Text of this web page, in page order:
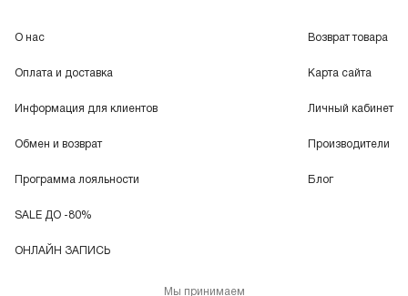
О нас
Оплата и доставка
Информация для клиентов
Обмен и возврат
Программа лояльности
SALE ДО -80%
ОНЛАЙН ЗАПИСЬ
Возврат товара
Карта сайта
Личный кабинет
Производители
Блог
Мы принимаем